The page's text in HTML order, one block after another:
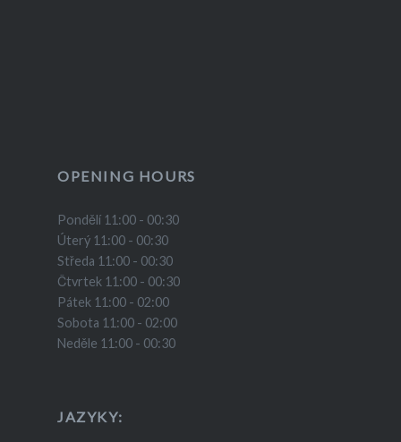
OPENING HOURS
Pondělí 11:00 - 00:30
Úterý 11:00 - 00:30
Středa 11:00 - 00:30
Čtvrtek 11:00 - 00:30
Pátek 11:00 - 02:00
Sobota 11:00 - 02:00
Neděle 11:00 - 00:30
JAZYKY: